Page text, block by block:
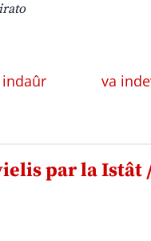
va
par la Istât